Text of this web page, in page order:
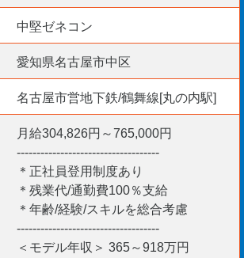
上
管理技士
監理技術者
管理技士
中堅ゼネコン
愛知県名古屋市中区
名古屋市営地下鉄/鶴舞線[丸の内駅]
月給304,826円～765,000円
------------------------------------
＊正社員登用制度あり
＊残業代/通勤費100％支給
＊年齢/経験/スキルを総合考慮
------------------------------------
＜モデル年収＞ 365～918万円